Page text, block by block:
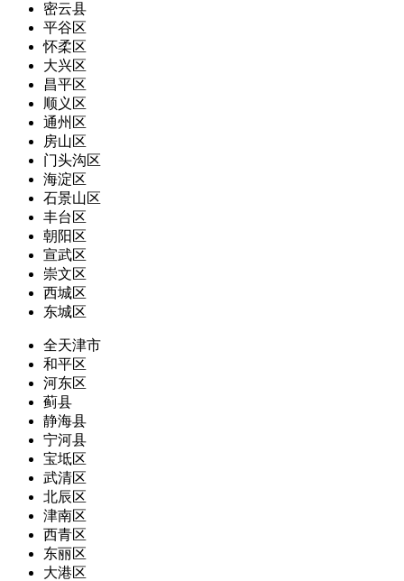
密云县
平谷区
怀柔区
大兴区
昌平区
顺义区
通州区
房山区
门头沟区
海淀区
石景山区
丰台区
朝阳区
宣武区
崇文区
西城区
东城区
全天津市
和平区
河东区
蓟县
静海县
宁河县
宝坻区
武清区
北辰区
津南区
西青区
东丽区
大港区